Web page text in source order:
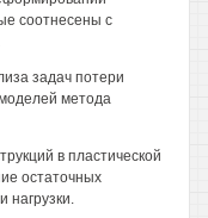
соотнесены с
задач потери
метода
в пластической
остаточных
нагрузки.